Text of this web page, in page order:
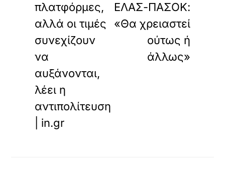
πλατφόρμες,
αλλά οι τιμές
συνεχίζουν
να
αυξάνονται,
λέει η
αντιπολίτευση
| in.gr
ΕΛΑΣ-ΠΑΣΟΚ:
«Θα χρειαστεί
ούτως ή
άλλως»